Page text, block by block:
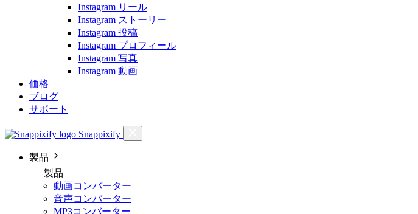
Instagram リール
Instagram ストーリー
Instagram 投稿
Instagram プロフィール
Instagram 写真
Instagram 動画
価格
ブログ
サポート
Snappixify
製品
製品
動画コンバーター
音声コンバーター
MP3コンバーター